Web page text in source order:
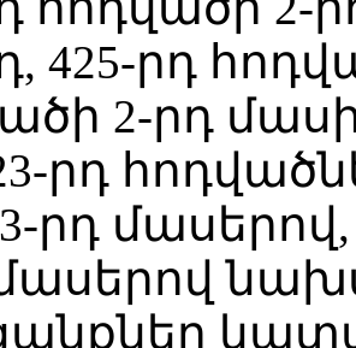
425-րդ
2-րդ մասի
րդ
րդ
մասերով